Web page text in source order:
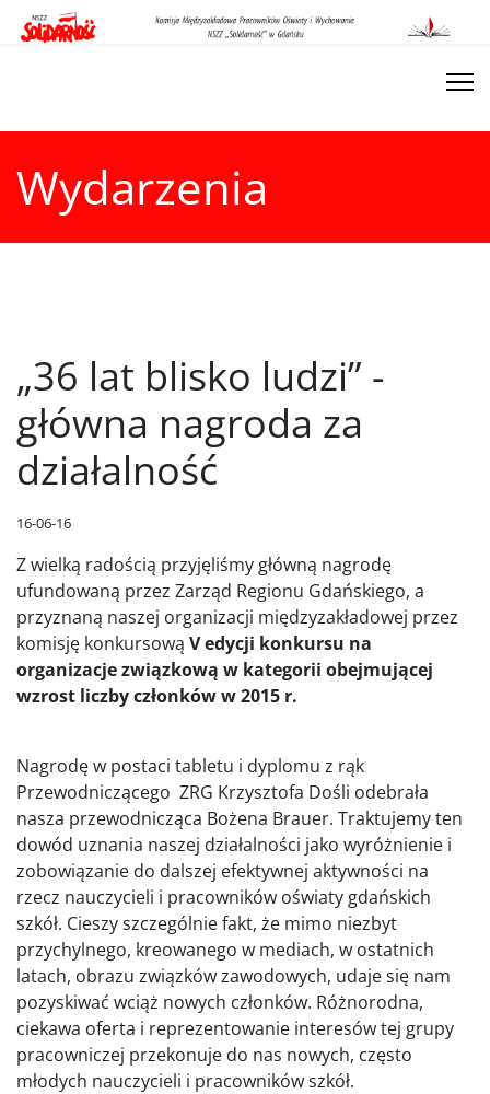
Wydarzenia
„36 lat blisko ludzi” -
główna nagroda za
działalność
16-06-16
Z wielką radością przyjęliśmy główną nagrodę
ufundowaną przez Zarząd Regionu Gdańskiego, a
przyznaną naszej organizacji międzyzakładowej przez
komisję konkursową V edycji konkursu na
organizacje związkową w kategorii obejmującej
wzrost liczby członków w 2015 r.
Nagrodę w postaci tabletu i dyplomu z rąk
Przewodniczącego ZRG Krzysztofa Dośli odebrała
nasza przewodnicząca Bożena Brauer. Traktujemy ten
dowód uznania naszej działalności jako wyróżnienie i
zobowiązanie do dalszej efektywnej aktywności na
rzecz nauczycieli i pracowników oświaty gdańskich
szkół. Cieszy szczególnie fakt, że mimo niezbyt
przychylnego, kreowanego w mediach, w ostatnich
latach, obrazu związków zawodowych, udaje się nam
pozyskiwać wciąż nowych członków. Różnorodna,
ciekawa oferta i reprezentowanie interesów tej grupy
pracowniczej przekonuje do nas nowych, często
młodych nauczycieli i pracowników szkół.